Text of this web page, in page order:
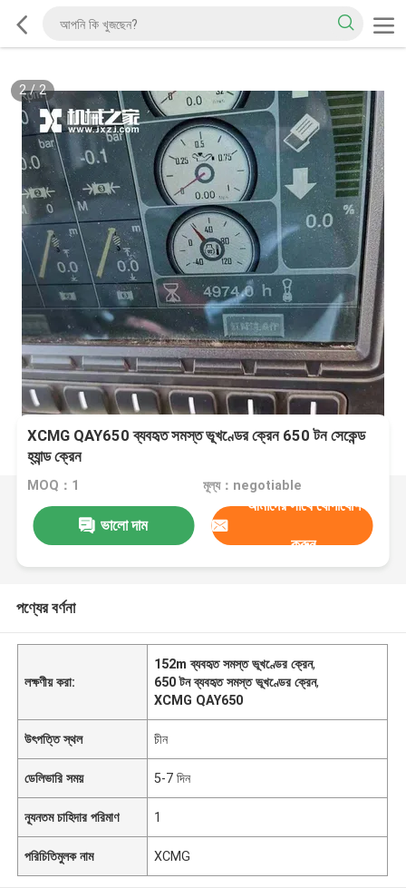
2/2
XCMG QAY650 ব্যবহৃত সমস্ত ভূখণ্ডের ক্রেন 650 টন সেকেন্ড
হ্যান্ড ক্রেন
MOQ：1 মূল্য：negotiable
ভালো দাম
আমাদের সাথে যোগাযোগ
করুন
পণ্যের বর্ণনা
লক্ষণীয় করা:
152m ব্যবহৃত সমস্ত ভূখণ্ডের ক্রেন,
650 টন ব্যবহৃত সমস্ত ভূখণ্ডের ক্রেন,
XCMG QAY650
উৎপত্তি স্থল চীন
ডেলিভারি সময় 5-7 দিন
ন্যূনতম চাহিদার পরিমাণ 1
পরিচিতিমুলক নাম XCMG